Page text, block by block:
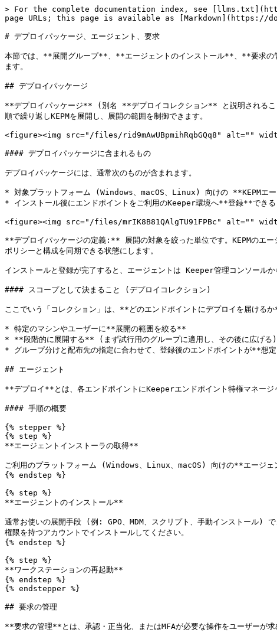
> For the complete documentation index, see
page URLs; this page is available as [Markdown](https://
# デプロイパッケージ、エージェント、要求
本節では、**展開グループ**、**エージェントのインストール**、**要求の
ます。
## デプロイパッケージ
**デプロイパッケージ** (別名 **デプロイコレクション** と説明されるこ
順で繰り返しKEPMを展開し、展開の範囲を制御できます。
<figure><img src="/files/rid9mAwUBpmihRqbGQq8" alt=""
#### デプロイパッケージに含まれるもの
デプロイパッケージには、通常次のものが含まれます。
* 対象プラットフォーム (Windows、macOS、Linux) 向けの **KEPMエー
* インストール後にエンドポイントをご利用のKeeper環境へ**登録**でき
<figure><img src="/files/mrIK8B81QAlgTU91FPBc" alt=""
**デプロイパッケージの定義:** 展開の対象を絞った単位です。KEPMのエ
ポリシーと構成を同期できる状態にします。
インストールと登録が完了すると、エージェントは Keeper管理コンソールか
#### スコープとして決まること (デプロイコレクション)
ここでいう「コレクション」は、**どのエンドポイントにデプロイを届ける
* 特定のマシンやユーザーに**展開の範囲を絞る**
* **段階的に展開する** (まず試行用のグループに適用し、その後に広げる)
* グループ分けと配布先の指定に合わせて、登録後のエンドポイントが**想
## エージェント
**デプロイ**とは、各エンドポイントにKeeperエンドポイント特権マネージ
#### 手順の概要
{% stepper %}
{% step %}
**エージェントインストーラの取得**
ご利用のプラットフォーム (Windows、Linux、macOS) 向けの**エージェ
{% endstep %}
{% step %}
**エージェントのインストール**
通常お使いの展開手段 (例: GPO、MDM、スクリプト、手動インストール)
権限を持つアカウントでインストールしてください。
{% endstep %}
{% step %}
**ワークステーションの再起動**
{% endstep %}
{% endstepper %}
## 要求の管理
**要求の管理**とは、承認・正当化、またはMFAが必要な操作をユーザーが